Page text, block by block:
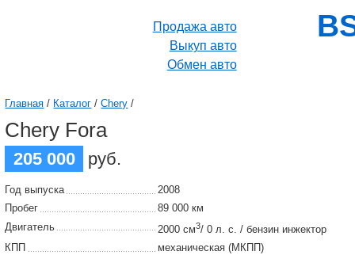
Продажа авто
Выкуп авто
Обмен авто
Главная / Каталог /Chery /
Chery Fora
205 000 руб.
Год выпуска
2008
Пробег
89 000 км
Двигатель
2000 см3/ 0 л. с. / бензин инжектор
КПП
механическая (МКПП)